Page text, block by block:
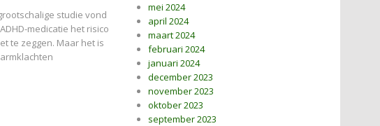
studie vond
medicatie het risico
te zeggen. Maar het is
mei 2024
april 2024
maart 2024
februari 2024
januari 2024
december 2023
november 2023
oktober 2023
september 2023